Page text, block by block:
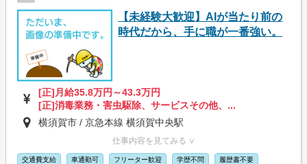
【未経験大歓迎】AIが当たり前の
時代だから、手に職が一番強い。
[正]月給35.8万円～43.3万円
[正]消毒業務・害虫駆除、サービスその他、...
横須賀市 / 京急本線 横須賀中央駅
仕事内容を見てみる ∨
交通費支給 車通勤可 フリーター歓迎 学歴不問 履歴書不要